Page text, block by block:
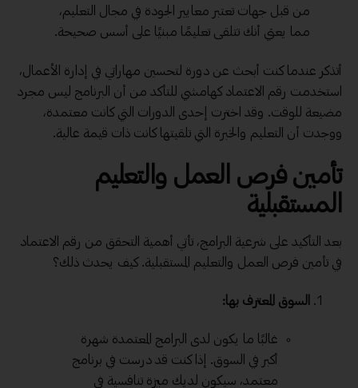
من قبل جهات تعتبر معايير الجودة في مجال التعليم،
مما يعني أنك تتلقى تعليمًا مبنيًا على أسس صحيحة.
أتذكر عندما كنت أبحث عن دورة لتحسين مهاراتي في إدارة الأعمال،
استخدمت رقم الاعتماد كهامشي للتأكد من أن البرنامج ليس مجرد
مضيعة للوقت. وقد اخترت إحدى الدورات التي كانت معتمدة،
ووجدت أن التعليم والخبرة التي تلقيتها كانت ذات قيمة عالية.
تأمين فرص العمل والتعليم
المستقبلية
بعد التأكيد على شرعية البرامج، تأتي أهمية التحقق من رقم الاعتماد
في تأمين فرص العمل والتعليم المستقبلية. كيف يحدث ذلك؟
السوق المعترف بها:
غالبًا ما يكون لدى البرامج المعتمدة شهرة
أكبر في السوق. إذا كنت قد درست في برنامج
معتمد، سيكون لديك ميزة تنافسية في